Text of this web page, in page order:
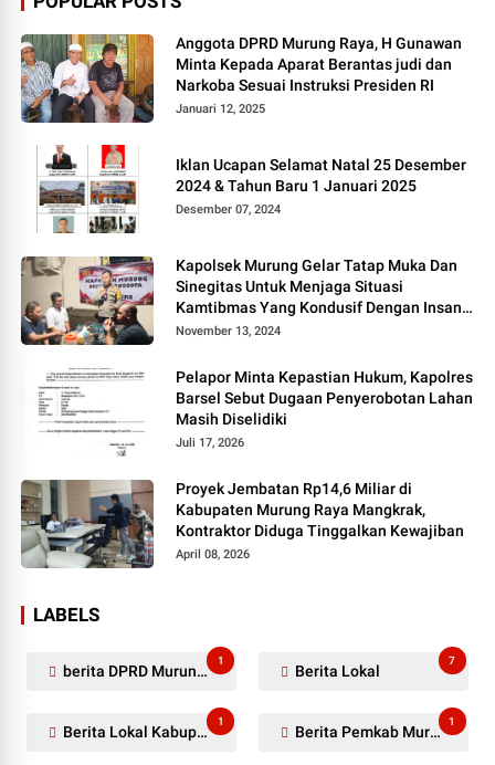
Anggota DPRD Murung Raya, H Gunawan
Minta Kepada Aparat Berantas judi dan
Narkoba Sesuai Instruksi Presiden RI
Januari 12, 2025
Iklan Ucapan Selamat Natal 25 Desember
2024 & Tahun Baru 1 Januari 2025
Desember 07, 2024
Kapolsek Murung Gelar Tatap Muka Dan
Sinegitas Untuk Menjaga Situasi
Kamtibmas Yang Kondusif Dengan Insan
Pers
November 13, 2024
Pelapor Minta Kepastian Hukum, Kapolres
Barsel Sebut Dugaan Penyerobotan Lahan
Masih Diselidiki
Juli 17, 2026
Proyek Jembatan Rp14,6 Miliar di
Kabupaten Murung Raya Mangkrak,
Kontraktor Diduga Tinggalkan Kewajiban
April 08, 2026
LABELS
berita DPRD Murung Raya
1
Berita Lokal
7
Berita Lokal Kabupaten Barito Utara
1
Berita Pemkab Murung Raya
1